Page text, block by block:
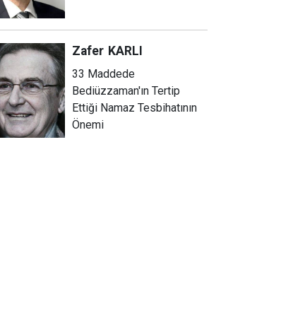
Zafer KARLI
33 Maddede
Bediüzzaman'ın Tertip
Ettiği Namaz Tesbihatının
Önemi